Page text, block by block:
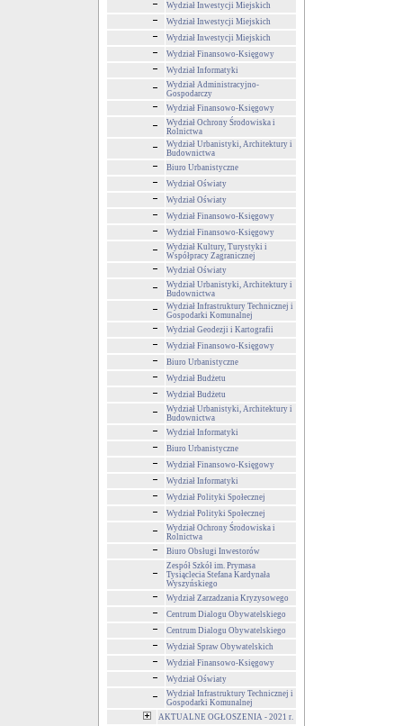
Wydział Inwestycji Miejskich
Wydział Inwestycji Miejskich
Wydział Inwestycji Miejskich
Wydział Finansowo-Księgowy
Wydział Informatyki
Wydział Administracyjno-
Gospodarczy
Wydział Finansowo-Księgowy
Wydział Ochrony Środowiska i
Rolnictwa
Wydział Urbanistyki, Architektury i
Budownictwa
Biuro Urbanistyczne
Wydział Oświaty
Wydział Oświaty
Wydział Finansowo-Księgowy
Wydział Finansowo-Księgowy
Wydział Kultury, Turystyki i
Współpracy Zagranicznej
Wydział Oświaty
Wydział Urbanistyki, Architektury i
Budownictwa
Wydział Infrastruktury Technicznej i
Gospodarki Komunalnej
Wydział Geodezji i Kartografii
Wydział Finansowo-Księgowy
Biuro Urbanistyczne
Wydział Budżetu
Wydział Budżetu
Wydział Urbanistyki, Architektury i
Budownictwa
Wydział Informatyki
Biuro Urbanistyczne
Wydział Finansowo-Księgowy
Wydział Informatyki
Wydział Polityki Społecznej
Wydział Polityki Społecznej
Wydział Ochrony Środowiska i
Rolnictwa
Biuro Obsługi Inwestorów
Zespół Szkół im. Prymasa
Tysiąclecia Stefana Kardynała
Wyszyńskiego
Wydział Zarzadzania Kryzysowego
Centrum Dialogu Obywatelskiego
Centrum Dialogu Obywatelskiego
Wydział Spraw Obywatelskich
Wydział Finansowo-Księgowy
Wydział Oświaty
Wydział Infrastruktury Technicznej i
Gospodarki Komunalnej
AKTUALNE OGŁOSZENIA - 2021 r.